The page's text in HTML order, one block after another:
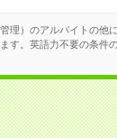
理）のアルバイトの他に
す。英語力不要の条件の